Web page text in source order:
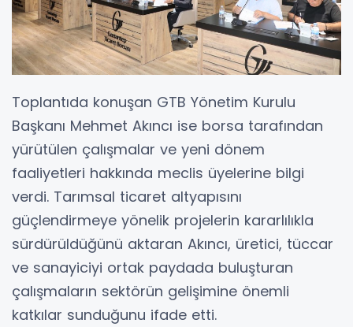
Toplantıda konuşan GTB Yönetim Kurulu
Başkanı Mehmet Akıncı ise borsa tarafından
yürütülen çalışmalar ve yeni dönem
faaliyetleri hakkında meclis üyelerine bilgi
verdi. Tarımsal ticaret altyapısını
güçlendirmeye yönelik projelerin kararlılıkla
sürdürüldüğünü aktaran Akıncı, üretici, tüccar
ve sanayiciyi ortak paydada buluşturan
çalışmaların sektörün gelişimine önemli
katkılar sunduğunu ifade etti.